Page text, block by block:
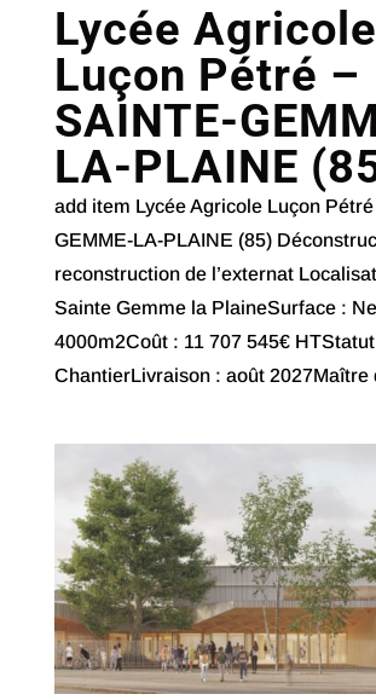
Lycée Agricole
Luçon Pétré –
SAINTE-
LA-PLAINE
add item Lycée Agricole Luçon
GEMME-LA-PLAINE (85)
reconstruction de l’externat
Sainte Gemme la PlaineSurface :
4000m2Coût : 11 707 545€
ChantierLivraison : août 2027Maître